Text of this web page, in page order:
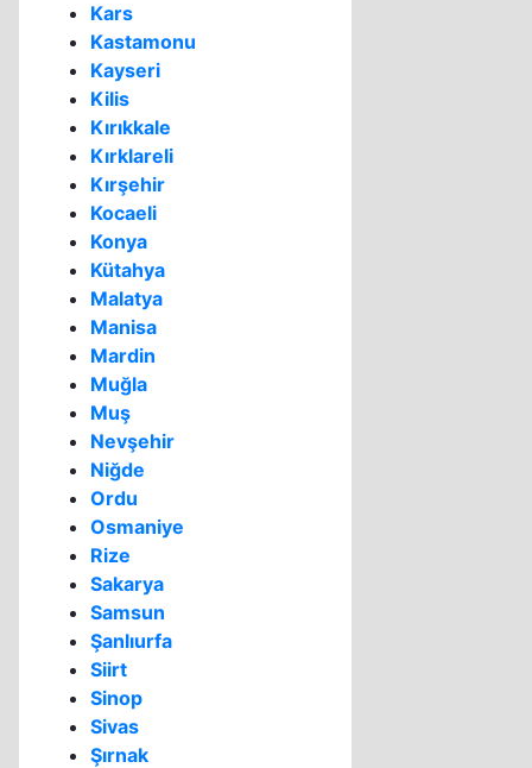
Kars
Kastamonu
Kayseri
Kilis
Kırıkkale
Kırklareli
Kırşehir
Kocaeli
Konya
Kütahya
Malatya
Manisa
Mardin
Muğla
Muş
Nevşehir
Niğde
Ordu
Osmaniye
Rize
Sakarya
Samsun
Şanlıurfa
Siirt
Sinop
Sivas
Şırnak